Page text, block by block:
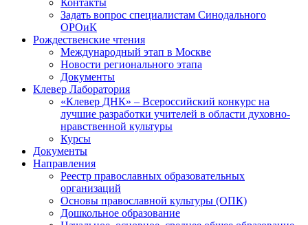
Контакты
Задать вопрос специалистам Синодального
ОРОиК
Рождественские чтения
Международный этап в Москве
Новости регионального этапа
Документы
Клевер Лаборатория
«Клевер ДНК» – Всероссийский конкурс на
лучшие разработки учителей в области духовно-
нравственной культуры
Курсы
Документы
Направления
Реестр православных образовательных
организаций
Основы православной культуры (ОПК)
Дошкольное образование